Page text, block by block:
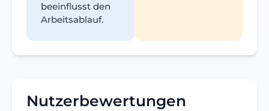
beeinflusst den
Arbeitsablauf.
Nutzerbewertungen